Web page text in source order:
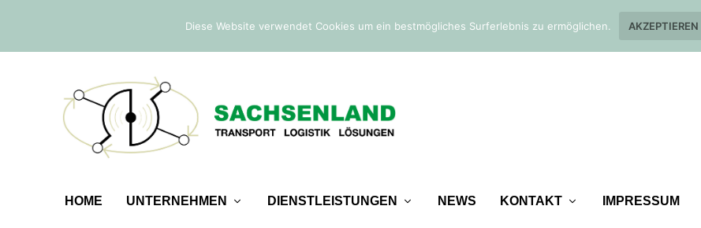
Befreiung von der Sicherheitsleistung
HOME UNTERNEHMEN DIENSTLEISTUNGEN NEWS KONTAKT IMPRESSUM
Diese Website verwendet Cookies um ein bestmögliches Surferlebnis zu ermöglichen. AKZEPTIEREN